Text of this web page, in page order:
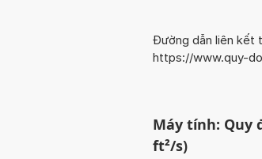
Đường dẫn liên kết
https://www.quy-
Máy tính: Quy
ft²/s)